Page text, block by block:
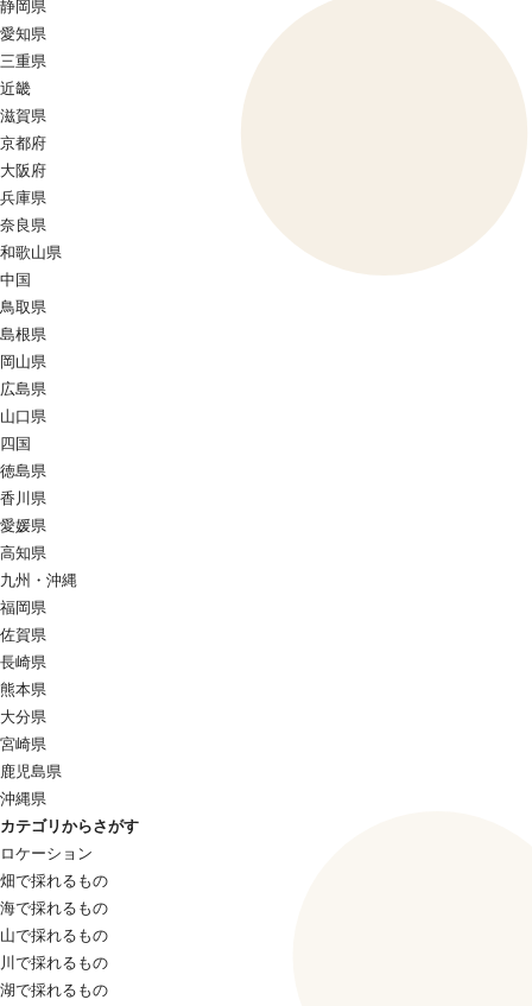
静岡県
愛知県
三重県
近畿
滋賀県
京都府
大阪府
兵庫県
奈良県
和歌山県
中国
鳥取県
島根県
岡山県
広島県
山口県
四国
徳島県
香川県
愛媛県
高知県
九州・沖縄
福岡県
佐賀県
長崎県
熊本県
大分県
宮崎県
鹿児島県
沖縄県
カテゴリからさがす
ロケーション
畑で採れるもの
海で採れるもの
山で採れるもの
川で採れるもの
湖で採れるもの